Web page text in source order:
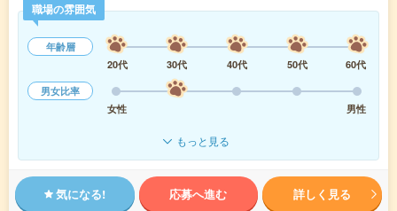
職場の雰囲気
年齢層
20代
30代 40代 50代
60代
男女比率
女性
男性
もっと見る
気になる! 応募へ進む 詳しく見る